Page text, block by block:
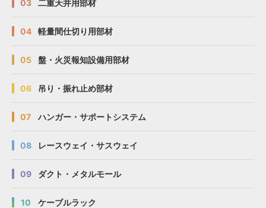
03 二重天井用部材
04 軽量間仕切り用部材
05 盤・火災報知設備用部材
06 吊り・振れ止め部材
07 ハンガー・サポートシステム
08 レースウェイ・サスウェイ
09 ダクト・メタルモール
10 ケーブルラック